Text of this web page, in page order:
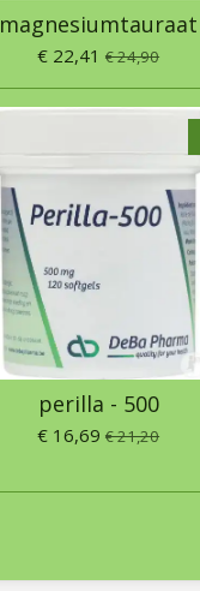
magnesiumtauraat
€ 22,41 € 24,90
perilla - 500
€ 16,69 € 21,20